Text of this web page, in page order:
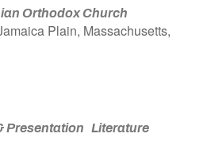
Orthodox Church
Plain, Massachusetts,
Presentation Literature